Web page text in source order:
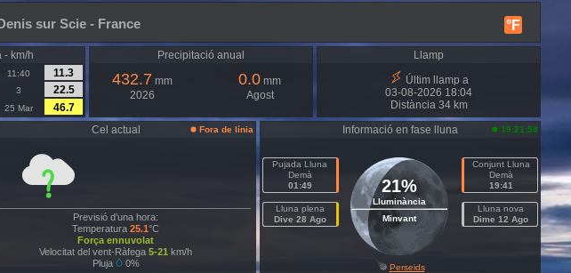
°F
sur Scie - France
- km/h
11:40
11.3
3
22.5
25 Mar 46.7
Precipitació anual
432.7 mm
2026
0.0 mm
Agost
Llamp
Últim llamp a
03-08-2026 18:04
Distància 34 km
Cel actual Fora de línia
Previsió d’una hora:
Temperatura 25.1°C
Força ennuvolat
Velocitat del vent-Ràfega 5-21 km/h
Pluja
0%
Informació en fase lluna 19:21:58
Pujada Lluna
Demà
01:49
Lluna plena
Dive 28 Ago
21%
Lluminància
Minvant
Conjunt Lluna
Demà
19:41
Lluna nova
Dime 12 Ago
Perseids